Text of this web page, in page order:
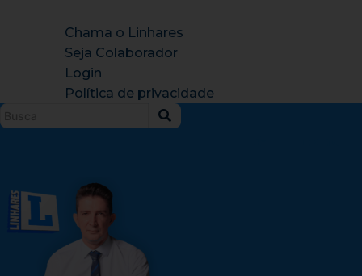
Chama o Linhares
Seja Colaborador
Login
Política de privacidade